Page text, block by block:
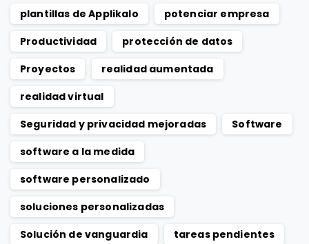
plantillas de Applikalo
potenciar empresa
Productividad
protección de datos
Proyectos
realidad aumentada
realidad virtual
Seguridad y privacidad mejoradas
Software
software a la medida
software personalizado
soluciones personalizadas
Solución de vanguardia
tareas pendientes